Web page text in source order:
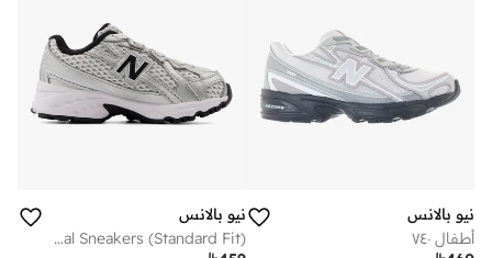
نيو بالانس
أطفال ٧٤٠
نيو بالانس
Kids 740 BUNGEE LACE casual Sneakers (Standard Fit)